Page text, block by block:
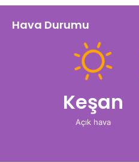
Hava Durumu
Keşan
Açık hava